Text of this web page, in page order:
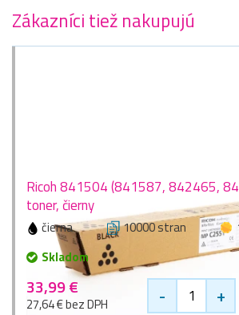
Zákazníci tiež nakupujú
Ricoh 841504 (841587, 842465,
toner, čierny
čierna 10000 stran
Skladom
33,99 €
27,64 € bez DPH - +